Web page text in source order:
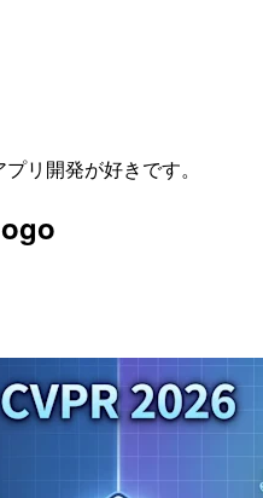
リ開発が好きです。